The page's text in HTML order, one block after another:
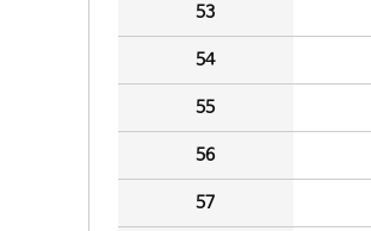
53
54
55
56
57